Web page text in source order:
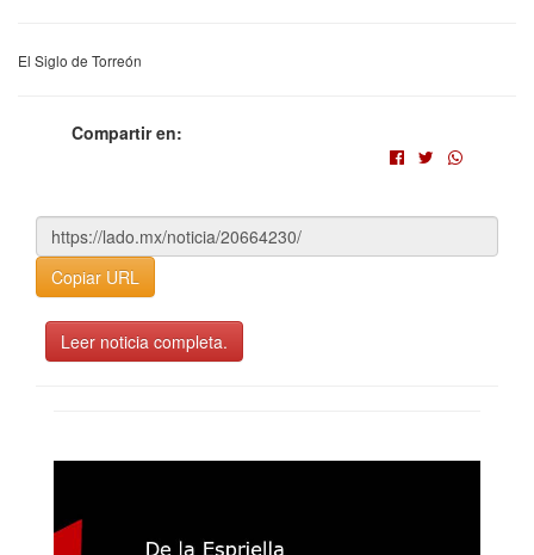
El Siglo de Torreón
Compartir en:
Copiar URL
Leer noticia completa.